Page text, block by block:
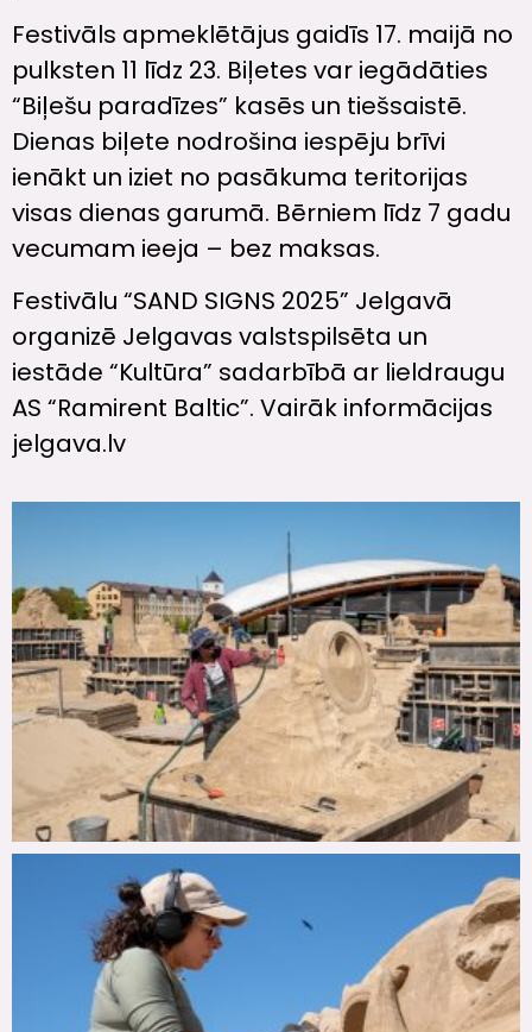
Festivāls apmeklētājus gaidīs 17. maijā no
pulksten 11 līdz 23. Biļetes var iegādāties
“Biļešu paradīzes” kasēs un tiešsaistē.
Dienas biļete nodrošina iespēju brīvi
ienākt un iziet no pasākuma teritorijas
visas dienas garumā. Bērniem līdz 7 gadu
vecumam ieeja – bez maksas.
Festivālu “SAND SIGNS 2025” Jelgavā
organizē Jelgavas valstspilsēta un
iestāde “Kultūra” sadarbībā ar lieldraugu
AS “Ramirent Baltic”. Vairāk informācijas
jelgava.lv